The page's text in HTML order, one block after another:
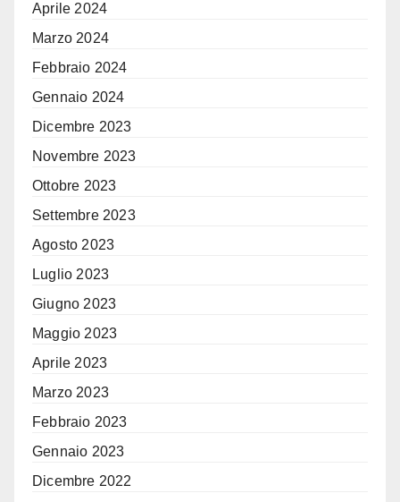
Aprile 2024
Marzo 2024
Febbraio 2024
Gennaio 2024
Dicembre 2023
Novembre 2023
Ottobre 2023
Settembre 2023
Agosto 2023
Luglio 2023
Giugno 2023
Maggio 2023
Aprile 2023
Marzo 2023
Febbraio 2023
Gennaio 2023
Dicembre 2022